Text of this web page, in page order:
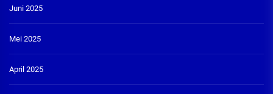
Juni 2025
Mei 2025
April 2025